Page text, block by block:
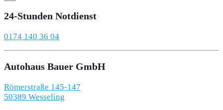
24-Stunden Notdienst
0174 140 36 04
Autohaus Bauer GmbH
Römerstraße 145-147
50389 Wesseling